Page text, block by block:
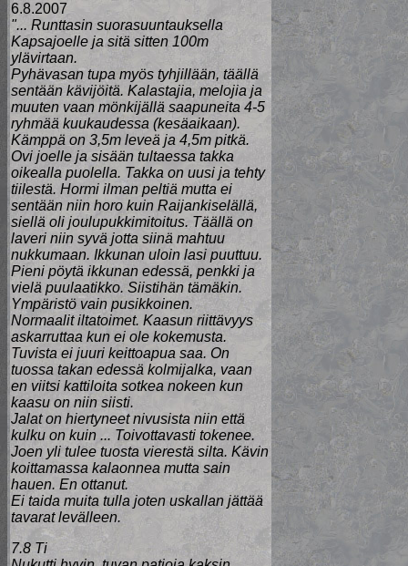
6.8.2007
"... Runttasin suorasuuntauksella
Kapsajoelle ja sitä sitten 100m
ylävirtaan.
Pyhävasan tupa myös tyhjillään, täällä
sentään kävijöitä. Kalastajia, melojia ja
muuten vaan mönkijällä saapuneita 4-5
ryhmää kuukaudessa (kesäaikaan).
Kämppä on 3,5m leveä ja 4,5m pitkä.
Ovi joelle ja sisään tultaessa takka
oikealla puolella. Takka on uusi ja tehty
tiilestä. Hormi ilman peltiä mutta ei
sentään niin horo kuin Raijankiselällä,
siellä oli joulupukkimitoitus. Täällä on
laveri niin syvä jotta siinä mahtuu
nukkumaan. Ikkunan uloin lasi puuttuu.
Pieni pöytä ikkunan edessä, penkki ja
vielä puulaatikko. Siistihän tämäkin.
Ympäristö vain pusikkoinen.
Normaalit iltatoimet. Kaasun riittävyys
askarruttaa kun ei ole kokemusta.
Tuvista ei juuri keittoapua saa. On
tuossa takan edessä kolmijalka, vaan
en viitsi kattiloita sotkea nokeen kun
kaasu on niin siisti.
Jalat on hiertyneet nivusista niin että
kulku on kuin ... Toivottavasti tokenee.
Joen yli tulee tuosta vierestä silta. Kävin
koittamassa kalaonnea mutta sain
hauen. En ottanut.
Ei taida muita tulla joten uskallan jättää
tavarat levälleen.
7.8 Ti